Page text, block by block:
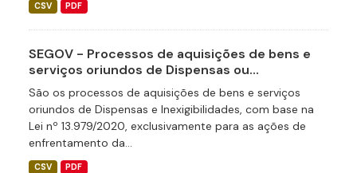
CSV PDF
SEGOV - Processos de aquisições de bens e
serviços oriundos de Dispensas ou...
São os processos de aquisições de bens e serviços
oriundos de Dispensas e Inexigibilidades, com base na
Lei nº 13.979/2020, exclusivamente para as ações de
enfrentamento da...
CSV PDF